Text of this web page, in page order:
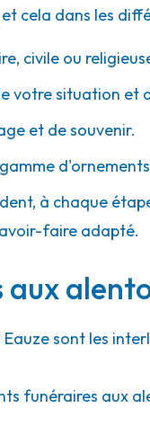
cela dans les
civile ou
votre situation et
et de souvenir.
à chaque
faire adapté.
sont les
funéraires aux